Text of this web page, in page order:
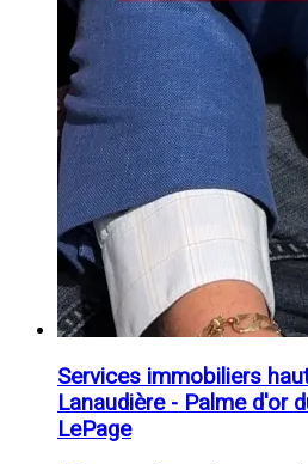
Services immobiliers
Lanaudière - Palme d'or
LePage